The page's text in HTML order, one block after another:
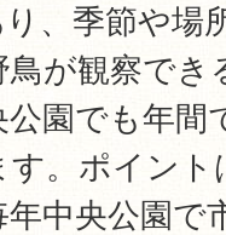
り、季節や
が観察でき
園でも年間
。ポイン
中央公園で